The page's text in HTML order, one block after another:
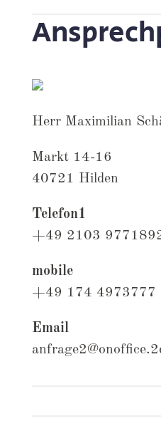
Herr Maximilian
Markt 14-16
40721 Hilden
Telefon1
+49 2103
mobile
+49 174 4973777
Email